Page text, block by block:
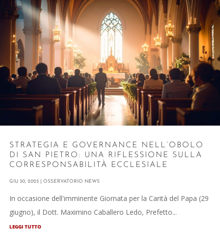
STRATEGIA E GOVERNANCE NELL’OBOLO
DI SAN PIETRO: UNA RIFLESSIONE SULLA
CORRESPONSABILITÀ ECCLESIALE
GIU 30, 2025 OSSERVATORIO NEWS
In occasione dell'imminente Giornata per la Carità del Papa (29
giugno), il Dott. Maximino Caballero Ledo, Prefetto...
LEGGI TUTTO